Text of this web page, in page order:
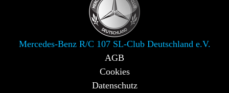
Mercedes-Benz R/C 107 SL-Club Deutschland e.V.
AGB
Cookies
Datenschutz